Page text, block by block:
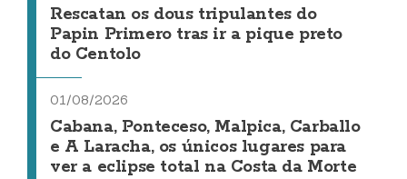
Rescatan os dous tripulantes do
Papin Primero tras ir a pique preto
do Centolo
01/08/2026
Cabana, Ponteceso, Malpica, Carballo
e A Laracha, os únicos lugares para
ver a eclipse total na Costa da Morte